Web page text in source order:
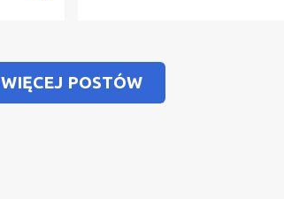
WIĘCEJ POSTÓW